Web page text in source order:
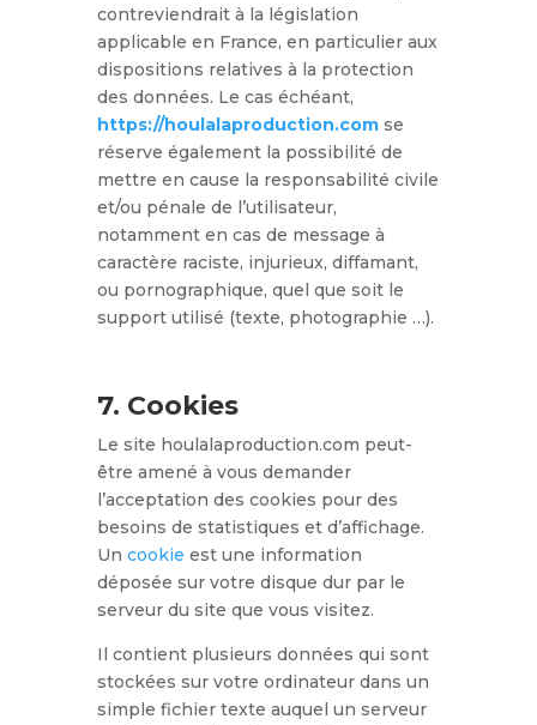
contreviendrait à la législation
applicable en France, en particulier aux
dispositions relatives à la protection
des données. Le cas échéant,
https://houlalaproduction.com se
réserve également la possibilité de
mettre en cause la responsabilité civile
et/ou pénale de l’utilisateur,
notamment en cas de message à
caractère raciste, injurieux, diffamant,
ou pornographique, quel que soit le
support utilisé (texte, photographie …).
7. Cookies
Le site houlalaproduction.com peut-
être amené à vous demander
l’acceptation des cookies pour des
besoins de statistiques et d’affichage.
Un cookie est une information
déposée sur votre disque dur par le
serveur du site que vous visitez.
Il contient plusieurs données qui sont
stockées sur votre ordinateur dans un
simple fichier texte auquel un serveur